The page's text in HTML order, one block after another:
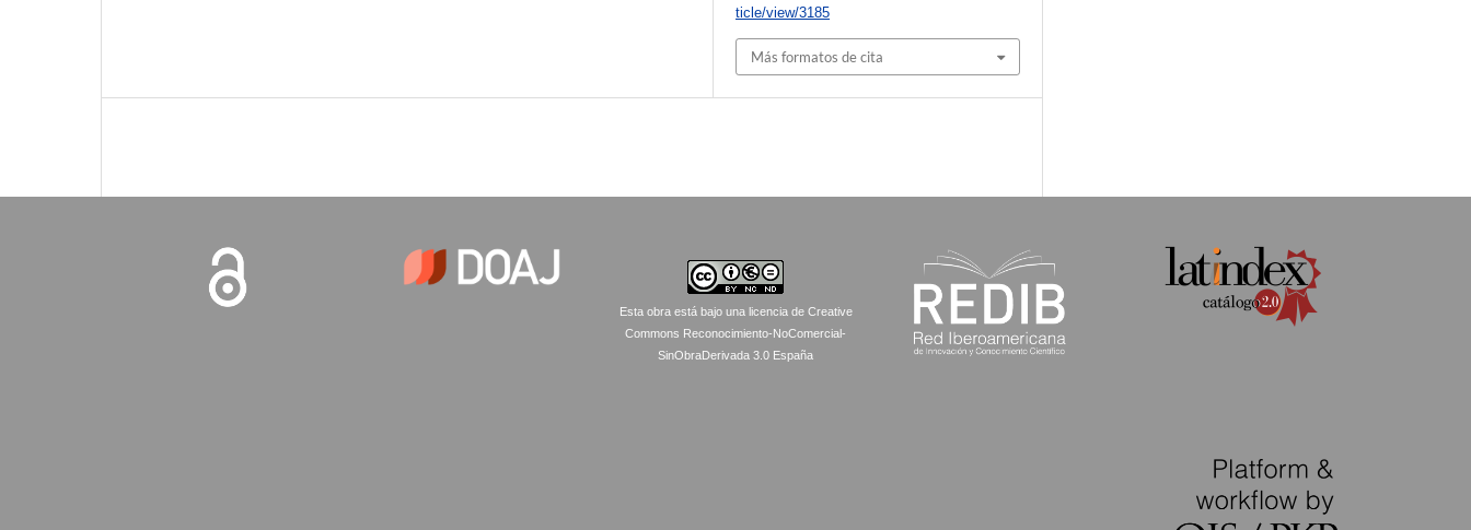
ticle/view/3185
Más formatos de cita
Esta obra está bajo una licencia de Creative
Commons Reconocimiento-NoComercial-
SinObraDerivada 3.0 España